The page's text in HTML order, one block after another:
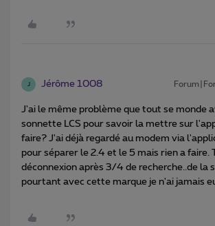
J Jérôme 1008
J'ai le même problème que tout se monde
sonnette LCS pour savoir la mettre sur
faire? J'ai déjà regardé au modem via
pour séparer le 2.4 et le 5 mais rien a faire.
déconnexion après 3/4 de recherche..de la
pourtant avec cette marque je n'ai jamais